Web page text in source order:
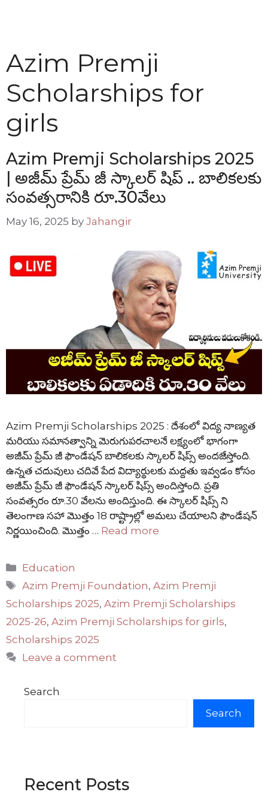
Azim Premji
Scholarships for
girls
Azim Premji Scholarships 2025
| అజీమ్ ప్రేమ్ జీ స్కాలర్ షిప్ .. బాలికలకు
సంవత్సరానికి రూ.30వేలు
May 16, 2025 by Jahangir
Azim Premji Scholarships 2025 : దేశంలో విద్య నాణ్యత
మరియు సమానత్వాన్ని మెరుగుపరచాలనే లక్ష్యంలో భాగంగా
అజీమ్ ప్రేమ్ జీ ఫౌండేషన్ బాలికలకు స్కాలర్ షిప్స్ అందజేస్తోంది.
ఉన్నత చదువులు చదివే పేద విద్యార్థులకు మద్దతు ఇవ్వడం కోసం
అజీమ్ ప్రేమ్ జీ ఫౌండేషన్ స్కాలర్ షిప్స్ అందిస్తోంది. ప్రతి
సంవత్సరం రూ.30 వేలను అందిస్తుంది. ఈ స్కాలర్ షిప్స్ ని
తెలంగాణ సహా మొత్తం 18 రాష్ట్రాల్లో అమలు చేయాలని ఫౌండేషన్
నిర్ణయించింది. మొత్తం … Read more
Categories
Education
Tags
Azim Premji Foundation,Azim Premji
Scholarships 2025, Azim Premji Scholarships
2025-26, Azim Premji Scholarships for girls,
Scholarships 2025
Leave a comment
Search
Search
Recent Posts